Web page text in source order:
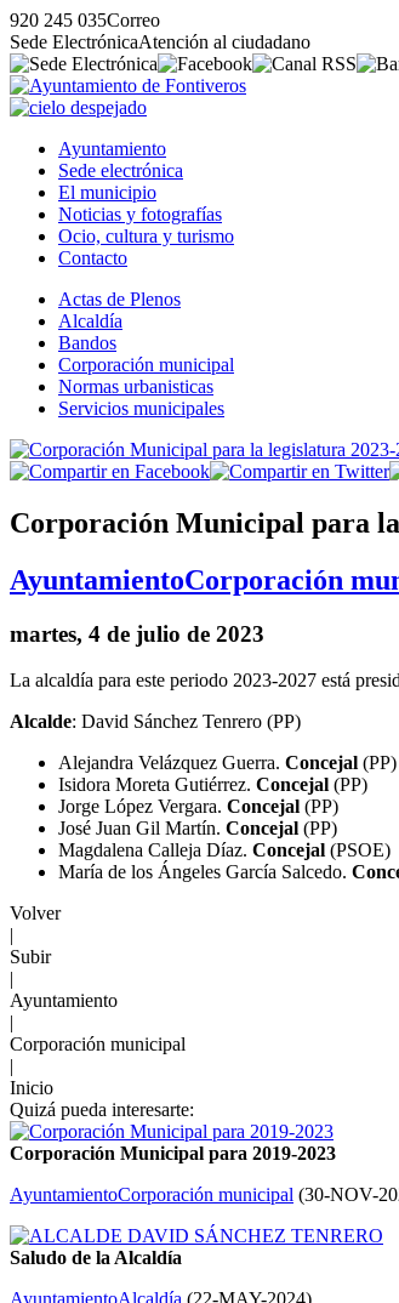
920 245 035Correo
Sede ElectrónicaAtención al ciudadano
Ayuntamiento
Sede electrónica
El municipio
Noticias y fotografías
Ocio, cultura y turismo
Contacto
Actas de Plenos
Alcaldía
Bandos
Corporación municipal
Normas urbanisticas
Servicios municipales
Corporación Municipal para
AyuntamientoCorporación
martes, 4 de julio de 2023
La alcaldía para este periodo 2023-2027 está
Alcalde: David Sánchez Tenrero (PP)
Alejandra Velázquez Guerra. Concejal (PP)
Isidora Moreta Gutiérrez. Concejal (PP)
Jorge López Vergara. Concejal (PP)
José Juan Gil Martín. Concejal (PP)
Magdalena Calleja Díaz. Concejal (PSOE)
María de los Ángeles García Salcedo.
Volver
|
Subir
|
Ayuntamiento
|
Corporación municipal
|
Inicio
Quizá pueda interesarte:
Corporación Municipal para 2019-2023
AyuntamientoCorporación municipal (30-NOV-
Saludo de la Alcaldía